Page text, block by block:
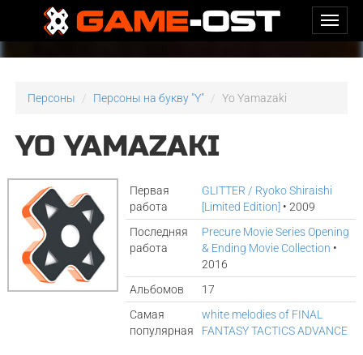
Персоны Персоны на букву "Y" Yo Yamazaki
YO YAMAZAKI
Первая
работа
GLITTER / Ryoko Shiraishi
[Limited Edition] • 2009
Последняя
работа
Precure Movie Series Opening
& Ending Movie Collection •
2016
Альбомов
17
Самая
популярная
white melodies of FINAL
FANTASY TACTICS ADVANCE